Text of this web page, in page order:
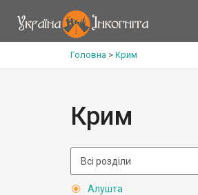
Головна > Крим
Крим
Алушта